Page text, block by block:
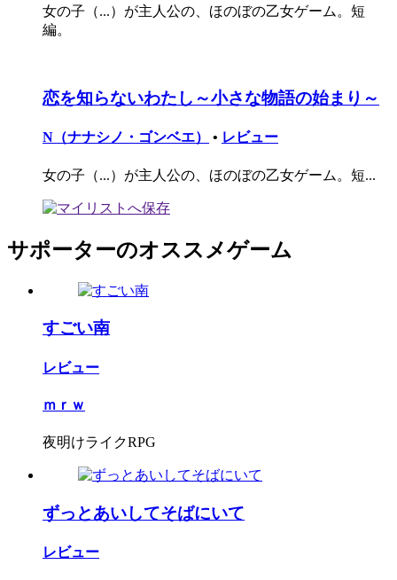
女の子（...）が主人公の、ほのぼの乙女ゲーム。短
編。
恋を知らないわたし～小さな物語の始まり～
N（ナナシノ・ゴンベエ） • レビュー
女の子（...）が主人公の、ほのぼの乙女ゲーム。短...
サポーターのオススメゲーム
すごい南
レビュー
ｍｒｗ
夜明けライクRPG
ずっとあいしてそばにいて
レビュー